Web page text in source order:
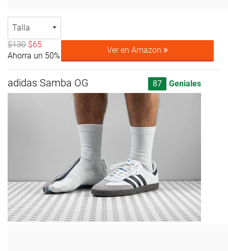
Talla
$130 $65
Ahorra un 50%
Ver en Amazon
adidas Samba OG 87 Geniales